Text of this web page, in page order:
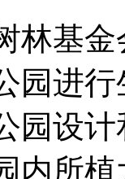
林基
园进
园设
内所